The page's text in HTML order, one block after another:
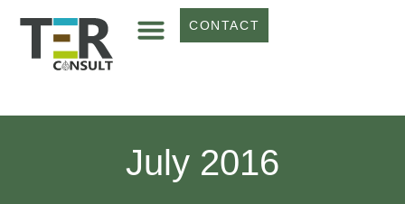
CONTACT
July 2016